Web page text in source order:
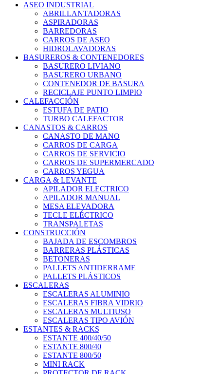
ASEO INDUSTRIAL
ABRILLANTADORAS
ASPIRADORAS
BARREDORAS
CARROS DE ASEO
HIDROLAVADORAS
BASUREROS & CONTENEDORES
BASURERO LIVIANO
BASURERO URBANO
CONTENEDOR DE BASURA
RECICLAJE PUNTO LIMPIO
CALEFACCIÓN
ESTUFA DE PATIO
TURBO CALEFACTOR
CANASTOS & CARROS
CANASTO DE MANO
CARROS DE CARGA
CARROS DE SERVICIO
CARROS DE SUPERMERCADO
CARROS YEGUA
CARGA & LEVANTE
APILADOR ELECTRICO
APILADOR MANUAL
MESA ELEVADORA
TECLE ELÉCTRICO
TRANSPALETAS
CONSTRUCCIÓN
BAJADA DE ESCOMBROS
BARRERAS PLÁSTICAS
BETONERAS
PALLETS ANTIDERRAME
PALLETS PLÁSTICOS
ESCALERAS
ESCALERAS ALUMINIO
ESCALERAS FIBRA VIDRIO
ESCALERAS MULTIUSO
ESCALERAS TIPO AVIÓN
ESTANTES & RACKS
ESTANTE 400/40/50
ESTANTE 800/40
ESTANTE 800/50
MINI RACK